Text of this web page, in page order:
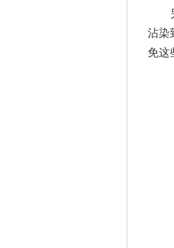
另
沾染
免这